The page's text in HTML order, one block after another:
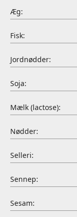
Æg:
Fisk:
Jordnødder:
Soja:
Mælk (lactose):
Nødder:
Selleri:
Sennep:
Sesam: